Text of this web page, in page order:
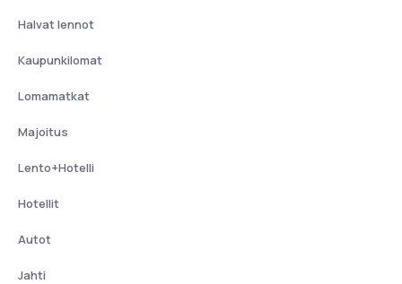
Halvat lennot
Kaupunkilomat
Lomamatkat
Majoitus
Lento+Hotelli
Hotellit
Autot
Jahti